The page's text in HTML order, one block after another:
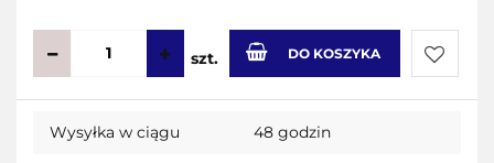
szt. DO KOSZYKA
Do
Wysyłka w ciągu 48 godzin